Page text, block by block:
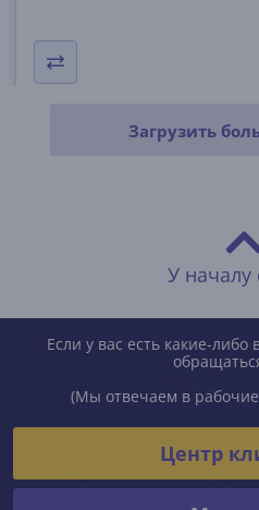
Загрузить
У началу
Если у вас есть какие-
(Мы отвечаем в
Центр